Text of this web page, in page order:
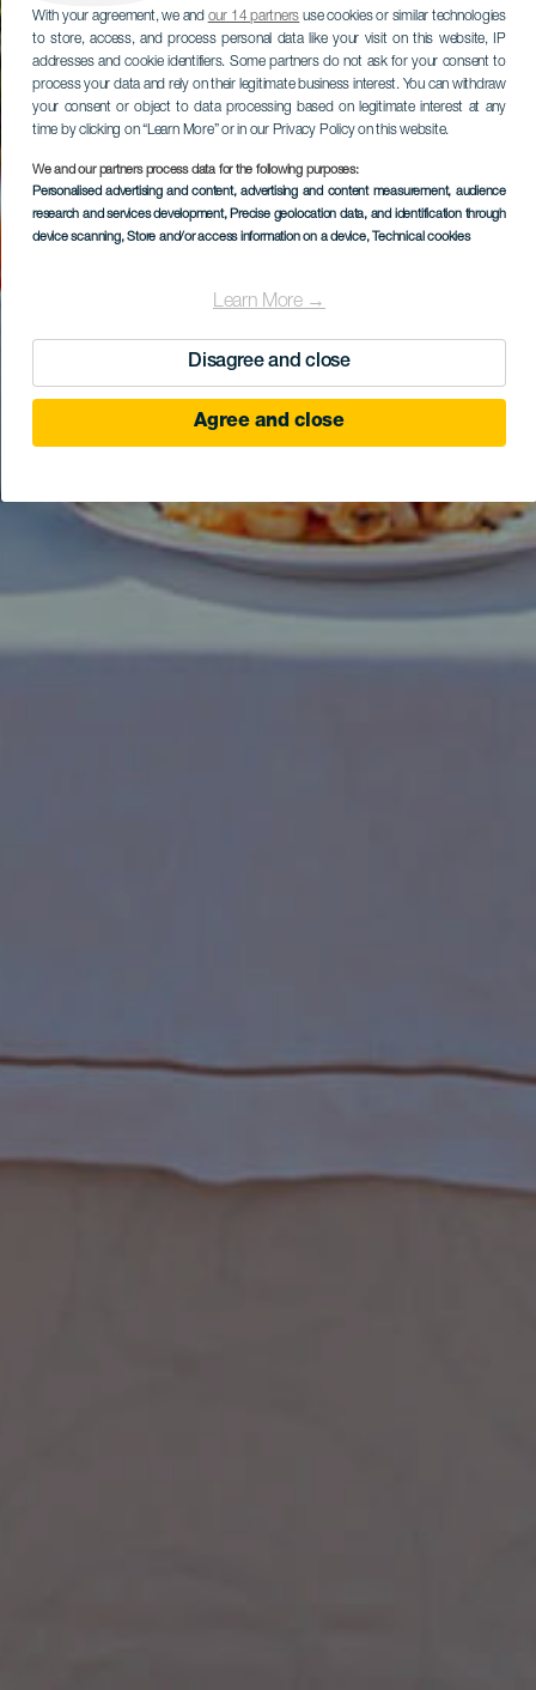
With your agreement, we and our 14 partners use cookies or similar technologies
to store, access, and process personal data like your visit on this website, IP
addresses and cookie identifiers. Some partners do not ask for your consent to
process your data and rely on their legitimate business interest. You can withdraw
your consent or object to data processing based on legitimate interest at any
time by clicking on “Learn More” or in our Privacy Policy on this website.
We and our partners process data for the following purposes:
Personalised advertising and content, advertising and content measurement, audience
research and services development, Precise geolocation data, and identification through
device scanning, Store and/or access information on a device, Technical cookies
Learn More →
Disagree and close
Agree and close